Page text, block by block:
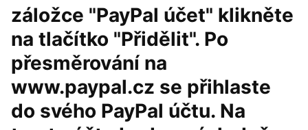
záložce "PayPal účet" klikněte
na tlačítko "Přidělit". Po
přesměrování na
www.paypal.cz se přihlaste
do svého PayPal účtu. Na